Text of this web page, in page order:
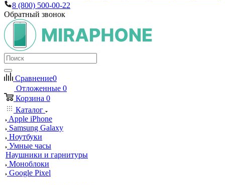
8 (800) 500-00-22
Обратный звонок
Сравнение0
Отложенные 0
Корзина 0
Каталог
Apple iPhone
Samsung Galaxy
Ноутбуки
Умные часы
Наушники и гарнитуры
Моноблоки
Google Pixel